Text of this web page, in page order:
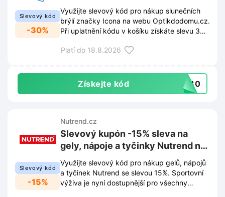
Slevový kód
-30%
Optikdodomu.cz
Využijte slevový kód pro nákup slunečních
brýlí značky Icona na webu Optikdodomu.cz.
Při uplatnění kódu v košíku získáte slevu 30%
Platí do 18.8.2026
Získejte kód ka30
Slevový kód
-15%
Nutrend.cz
Slevový kupón -15% sleva na
gely, nápoje a tyčinky Nutrend na
Nutrend.cz
Využijte slevový kód pro nákup gelů, nápojů
a tyčinek Nutrend se slevou 15%. Sportovní
výživa je nyní dostupnější pro všechny